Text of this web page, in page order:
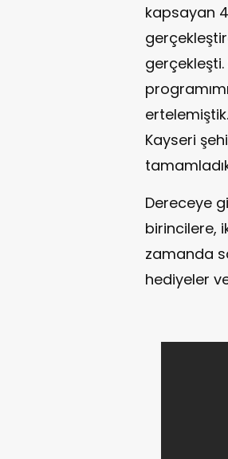
kapsayan
gerçekleşti.
Kayseri
Dereceye
birincilere,
zamanda
hediyeler